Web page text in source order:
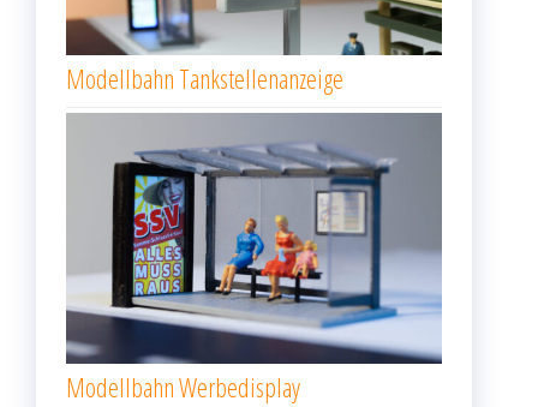
Modellbahn Tankstellenanzeige
Modellbahn Werbedisplay